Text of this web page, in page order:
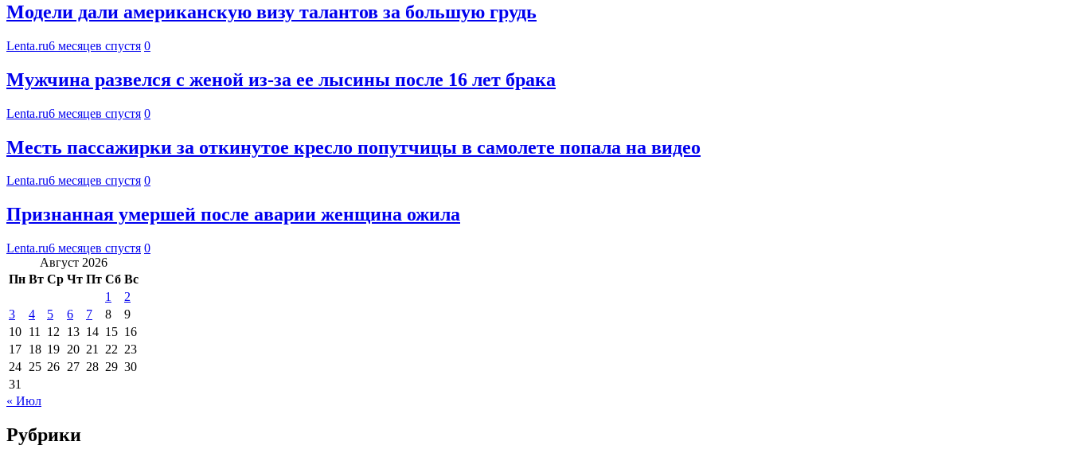
Модели дали американскую визу талантов за большую грудь
Lenta.ru6 месяцев спустя 0
Мужчина развелся с женой из-за ее лысины после 16 лет брака
Lenta.ru6 месяцев спустя 0
Месть пассажирки за откинутое кресло попутчицы в самолете попала на видео
Lenta.ru6 месяцев спустя 0
Признанная умершей после аварии женщина ожила
Lenta.ru6 месяцев спустя 0
Август 2026
Пн Вт Ср Чт Пт Сб Вс
1
2
3
4 5 6 7 8
9
10 11 12 13 14 15 16
17 18 19 20 21 22 23
24 25 26 27 28 29 30
31
« Июл
Рубрики